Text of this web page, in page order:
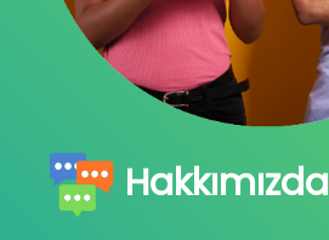
Hakkımızda